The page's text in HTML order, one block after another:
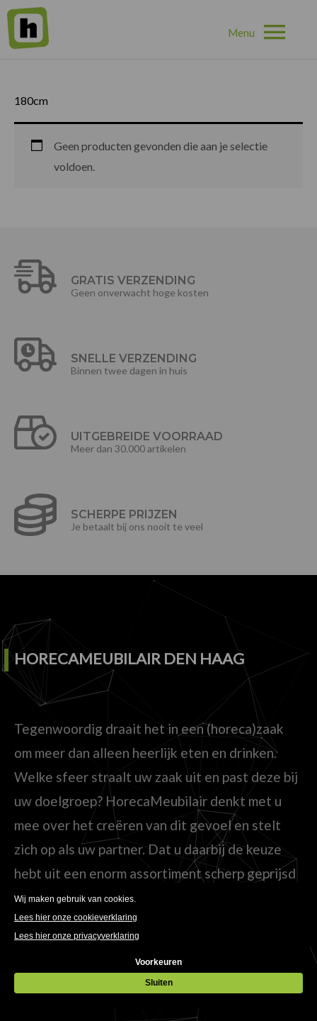
Home»
180cm
Geen producten gevonden die aan je selectie
voldoen.
GRATIS VERZENDING
Geen onverwacht hoge kosten
SNELLE VERZENDING
Binnen twee dagen in huis
UITGEBREIDE VOORRAAD
Meer dan 30.000 artikelen
SCHERPE PRIJZEN
Je betaalt bij ons nooit te veel
HORECAMEUBILAIR DEN HAAG
Tegenwoordig draait het in een (horeca)zaak
om meer dan alleen heerlijk eten en drinken.
Welke sfeer straalt uw zaak uit en past deze bij
uw doelgroep? HorecaMeubilair denkt met u
mee over het creëren van dit gevoel en stelt
zich op als uw partner. Dat u daarbij de keuze
hebt uit een enorm assortiment scherp geprijsd
meubilair dat bovendien razendsnel geleverd
kan worden, is voor ons niet meer dan normaal.
Samen maken we uw zaak tot een beleving.